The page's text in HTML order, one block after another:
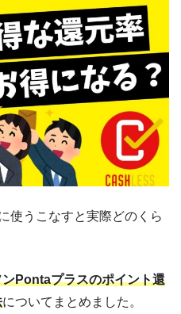
使うこなすと実際どのくら
Pontaプラスのポイント還
についてまとめました。